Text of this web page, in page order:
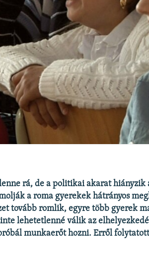
rá, de a politikai akarat hiányzik
a roma gyerekek hátrányos
tovább romlik, egyre több gyerek
lehetetlenné válik az
munkaerőt hozni. Erről